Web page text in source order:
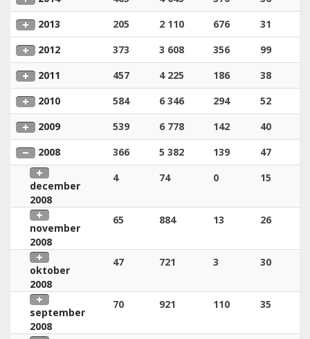
2013
205 2 110 676
31
2012
373 3 608 356
99
2011
457 4 225 186
38
2010
584 6 346 294
52
2009
539 6 778 142
40
2008
366 5 382 139 47
december
2008
4 74 0 15
november
2008
65 884 13 26
oktober
2008
47 721 3 30
september
2008
70 921 110 35